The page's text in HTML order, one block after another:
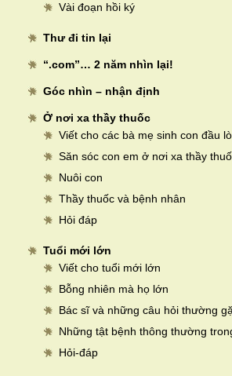
Vài đoạn hồi ký
Thư đi tin lại
“.com”… 2 năm nhìn lại!
Góc nhìn – nhận định
Ở nơi xa thầy thuốc
Viết cho các bà mẹ sinh con đầu
Săn sóc con em ở nơi xa thầy
Nuôi con
Thầy thuốc và bệnh nhân
Hỏi đáp
Tuổi mới lớn
Viết cho tuổi mới lớn
Bỗng nhiên mà họ lớn
Bác sĩ và những câu hỏi thường
Những tật bệnh thông thường
Hỏi-đáp